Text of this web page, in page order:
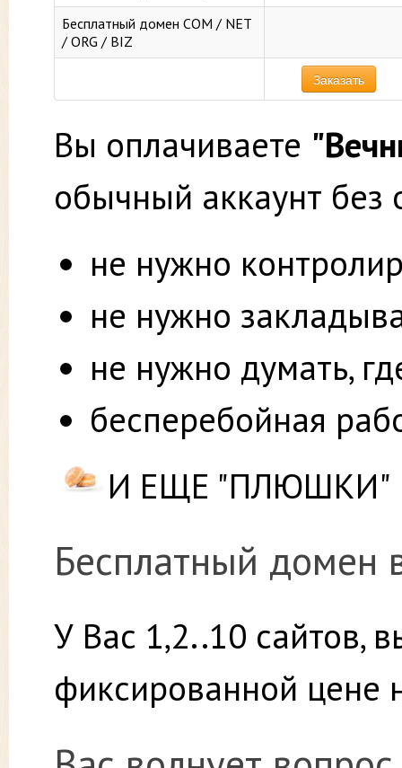
Бесплатный домен COM / NET
/ ORG / BIZ
Заказать
Вы оплачиваете
обычный аккаунт без
не нужно
не нужно
не нужно думать,
бесперебойная
И ЕЩЕ "ПЛЮШКИ"
Бесплатный домен
У Вас 1,2..10 сайтов,
фиксированной цене